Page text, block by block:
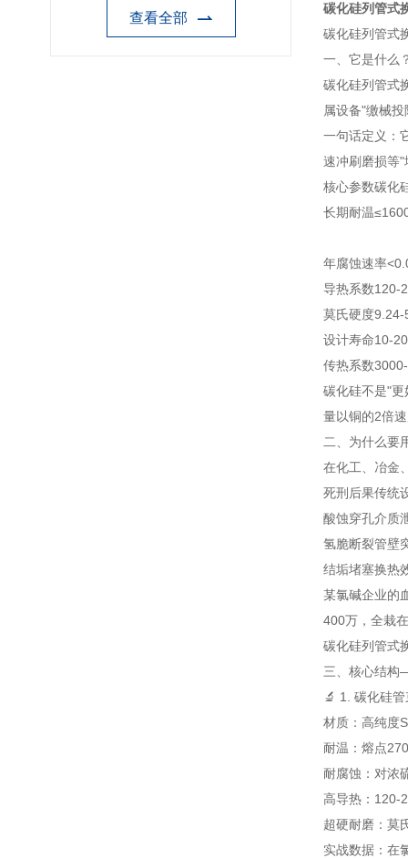
查看全部
碳化硅列管式
碳化硅列管式
一、它是什么
碳化硅列管式
属设备"缴械
一句话定义：
速冲刷磨损等
核心参数碳化
长期耐温
年腐蚀速率
导热系数120-
莫氏硬度9.24-
设计寿命10-
传热系数
碳化硅不是"
量以铜的2倍
二、为什么
在化工、冶金
死刑 后果传统
酸蚀穿孔介质
氢脆断裂管壁
结垢堵塞换热
某氯碱企业的
400万，全栽
碳化硅列管式
三、核心结
🔬 1. 碳化硅
材质：高纯度
耐温：熔点
耐腐蚀：对浓
高导热：120-
超硬耐磨：莫
实战数据：在